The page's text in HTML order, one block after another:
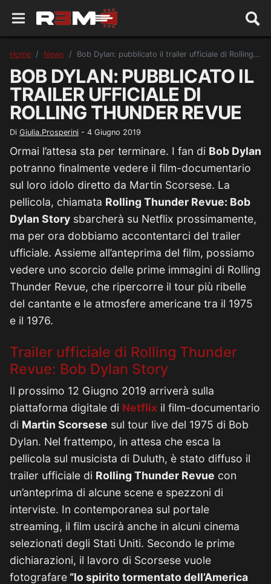
Home News Bob Dylan: pubblicato il trailer ufficiale di Rolling Thunder Revue
BOB DYLAN: PUBBLICATO IL
TRAILER UFFICIALE DI
ROLLING THUNDER REVUE
Di Giulia.Prosperini - 4 Giugno 2019
Ormai l’attesa sta per terminare. I fan di Bob Dylan
potranno finalmente vedere il film-documentario
sul loro idolo diretto da Martin Scorsese. La
pellicola, chiamata Rolling Thunder Revue: Bob
Dylan Story sbarcherà su Netflix prossimamente,
ma per ora dobbiamo accontentarci del trailer
ufficiale. Assieme all’anteprima del film, possiamo
vedere uno scorcio delle prime immagini di Rolling
Thunder Revue, che ripercorre il tour più ribelle
del cantante e le atmosfere americane tra il 1975
e il 1976.
Trailer ufficiale di Rolling Thunder
Revue: Bob Dylan Story
Il prossimo 12 Giugno 2019 arriverà sulla
piattaforma digitale di Netflix il film-documentario
di Martin Scorsese sul tour live del 1975 di Bob
Dylan. Nel frattempo, in attesa che esca la
pellicola sul musicista di Duluth, è stato diffuso il
trailer ufficiale di Rolling Thunder Revue con
un’anteprima di alcune scene e spezzoni di
interviste. In contemporanea sul portale
streaming, il film uscirà anche in alcuni cinema
selezionati degli Stati Uniti. Secondo le prime
dichiarazioni, il lavoro di Scorsese vuole
fotografare “lo spirito tormentato dell’America